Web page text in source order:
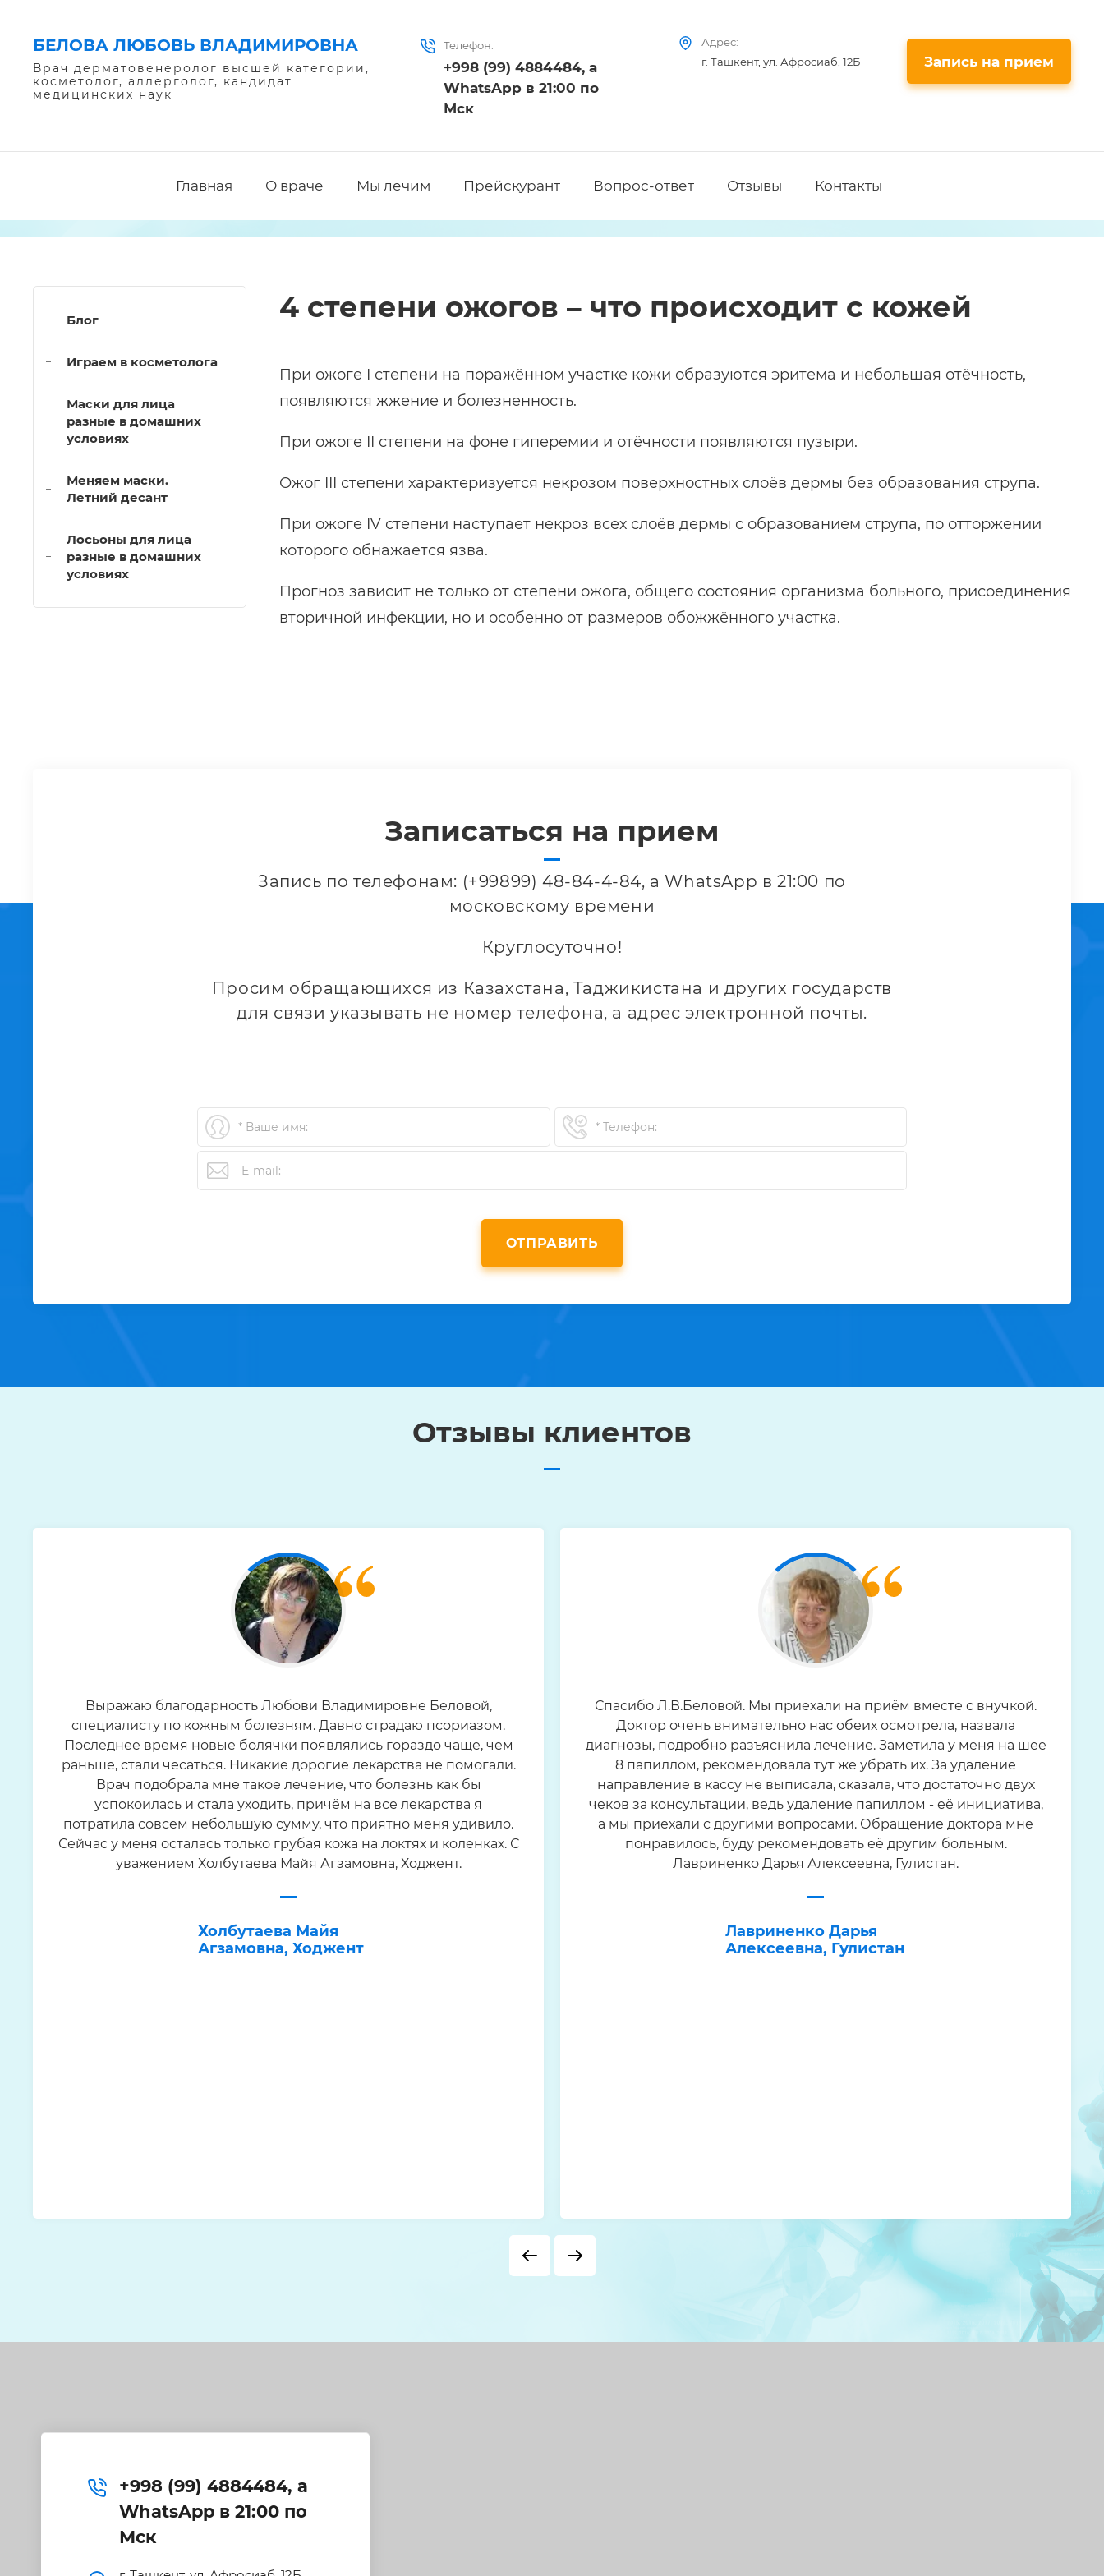
БЕЛОВА ЛЮБОВЬ ВЛАДИМИРОВНА
Врач дерматовенеролог высшей категории,
косметолог, аллерголог, кандидат
медицинских наук
Телефон:
+998 (99) 4884484, а
WhatsApp в 21:00 по
Мск
Адрес:
г. Ташкент, ул. Афросиаб, 12Б
Запись на прием
Главная О враче Мы лечим Прейскурант Вопрос-ответ Отзывы Контакты
Блог
Играем в косметолога
Маски для лица
разные в домашних
условиях
Меняем маски.
Летний десант
Лосьоны для лица
разные в домашних
условиях
4 степени ожогов – что происходит с кожей
При ожоге I степени на поражённом участке кожи образуются эритема и небольшая отёчность,
появляются жжение и болезненность.
При ожоге II степени на фоне гиперемии и отёчности появляются пузыри.
Ожог III степени характеризуется некрозом поверхностных слоёв дермы без образования струпа.
При ожоге IV степени наступает некроз всех слоёв дермы с образованием струпа, по отторжении
которого обнажается язва.
Прогноз зависит не только от степени ожога, общего состояния организма больного, присоединения
вторичной инфекции, но и особенно от размеров обожжённого участка.
Записаться на прием
Запись по телефонам: (+99899) 48-84-4-84, а WhatsApp в 21:00 по
московскому времени
Круглосуточно!
Просим обращающихся из Казахстана, Таджикистана и других государств
для связи указывать не номер телефона, а адрес электронной почты.
ОТПРАВИТЬ
Отзывы клиентов
Выражаю благодарность Любови Владимировне Беловой,
специалисту по кожным болезням. Давно страдаю псориазом.
Последнее время новые болячки появлялись гораздо чаще, чем
раньше, стали чесаться. Никакие дорогие лекарства не помогали.
Врач подобрала мне такое лечение, что болезнь как бы
успокоилась и стала уходить, причём на все лекарства я
потратила совсем небольшую сумму, что приятно меня удивило.
Сейчас у меня осталась только грубая кожа на локтях и коленках. С
уважением Холбутаева Майя Агзамовна, Ходжент.
Холбутаева Майя
Агзамовна, Ходжент
Спасибо Л.В.Беловой. Мы приехали на приём вместе с внучкой.
Доктор очень внимательно нас обеих осмотрела, назвала
диагнозы, подробно разъяснила лечение. Заметила у меня на шее
8 папиллом, рекомендовала тут же убрать их. За удаление
направление в кассу не выписала, сказала, что достаточно двух
чеков за консультации, ведь удаление папиллом - её инициатива,
а мы приехали с другими вопросами. Обращение доктора мне
понравилось, буду рекомендовать её другим больным.
Лавриненко Дарья Алексеевна, Гулистан.
Лавриненко Дарья
Алексеевна, Гулистан
+998 (99) 4884484, а
WhatsApp в 21:00 по
Мск